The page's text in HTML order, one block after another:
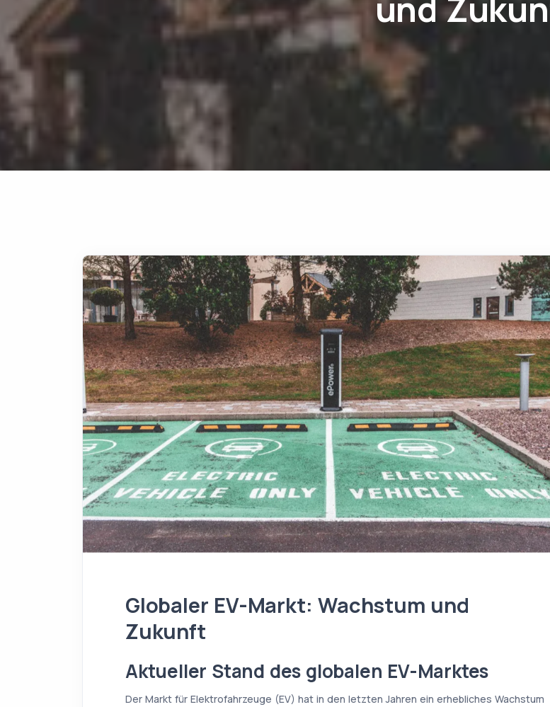
Globaler EV-Markt: Wachstum und
Zukunft
Aktueller Stand des globalen EV-Marktes
Der Markt für Elektrofahrzeuge (EV) hat in den letzten Jahren ein erhebliches Wachstum